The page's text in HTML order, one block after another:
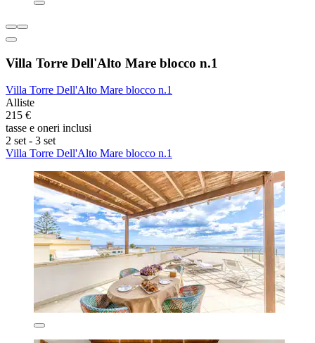
Villa Torre Dell'Alto Mare blocco n.1
Villa Torre Dell'Alto Mare blocco n.1
Alliste
215 €
tasse e oneri inclusi
2 set - 3 set
Villa Torre Dell'Alto Mare blocco n.1